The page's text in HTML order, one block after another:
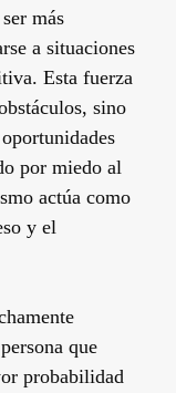
más
a situaciones
Esta fuerza
sino
por miedo al
actúa como
y el
que
probabilidad